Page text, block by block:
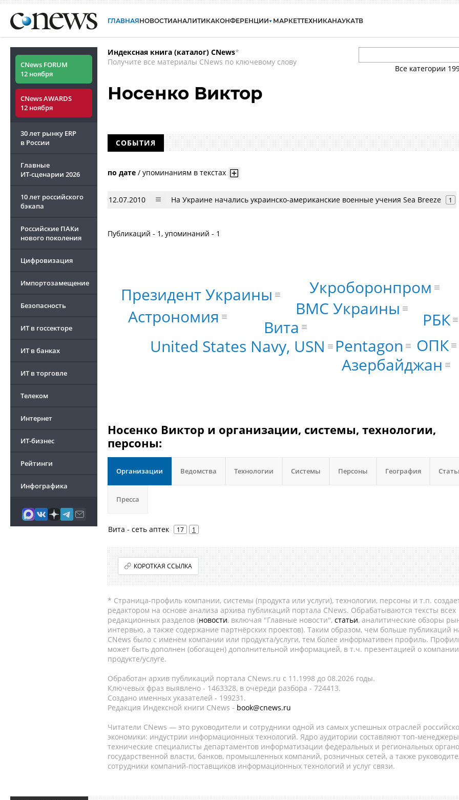
ГЛАВНАЯНОВОСТИАНАЛИТИКАКОНФЕРЕНЦИИ МАРКЕТТЕХНИКАНАУКАТВ
CNews FORUM
12 ноября
CNews AWARDS
12 ноября
30 лет рынку ERP
в России
Главные
ИТ-сценарии 2026
10 лет российского
бэкапа
Российские ПАКи
нового поколения
Цифровизация
Импортозамещение
Безопасность
ИТ в госсекторе
ИТ в банках
ИТ в торговле
Телеком
Интернет
ИТ-бизнес
Рейтинги
Инфографика
Индексная книга (каталог) CNews*
Получите все материалы CNews по ключевому слову
Все категории
Носенко Виктор
СОБЫТИЯ
по дате / упоминаниям в текстах
12.07.2010 На Украине начались украинско-американские военные учения Sea Breeze 1
Публикаций - 1, упоминаний - 1
Вита
ВМС Украины
United States Navy, USN
Президент Украины
Pentagon
Астрономия
Укроборонпром
Азербайджан
ОПК
РБК
Носенко Виктор и организации, системы, технологии,
персоны:
Организации Ведомства Технологии Системы Персоны География
Пресса
Вита - cеть аптек 17 1
КОРОТКАЯ ССЫЛКА
* Страница-профиль компании, системы (продукта или услуги), технологии, персоны и т.п.
редактором на основе анализа архива публикаций портала CNews. Обрабатываются тексты всех
редакционных разделов (новости, включая "Главные новости", статьи, аналитические обзоры
интервью, а также содержание партнёрских проектов). Таким образом, чем больше публикаций
CNews было с именем компании или продукта/услуги, тем более информативен профиль.
может быть дополнен (обогащен) дополнительной информацией, в т.ч. презентацией о
продукте/услуге.
Обработан архив публикаций портала CNews.ru c 11.1998 до 08.2026 годы.
Ключевых фраз выявлено - 1463328, в очереди разбора - 724413.
Создано именных указателей - 199231.
Редакция Индексной книги CNews - book@cnews.ru
Читатели CNews — это руководители и сотрудники одной из самых успешных отраслей
экономики: индустрии информационных технологий. Ядро аудитории составляют топ-
технические специалисты департаментов информатизации федеральных и региональных
государственной власти, банков, промышленных компаний, розничных сетей, а также
сотрудники компаний-поставщиков информационных технологий и услуг связи.